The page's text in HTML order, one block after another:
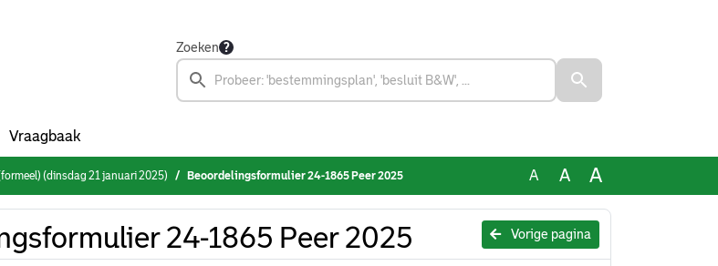
Zoeken
Vraagbaak
(dinsdag 21 januari 2025) Beoordelingsformulier 24-1865 Peer 2025 A A A
Vorige pagina
24-1865 Peer 2025